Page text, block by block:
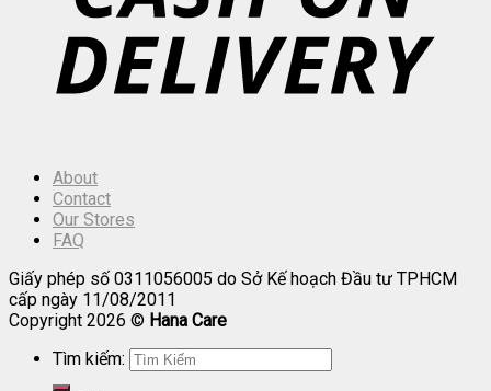
About
Contact
Our Stores
FAQ
Giấy phép số 0311056005 do Sở Kế hoạch Đầu tư TPHCM
cấp ngày 11/08/2011
Copyright 2026 © Hana Care
Tìm kiếm: